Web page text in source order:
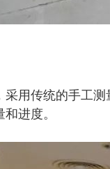
用传统的手工
进度。